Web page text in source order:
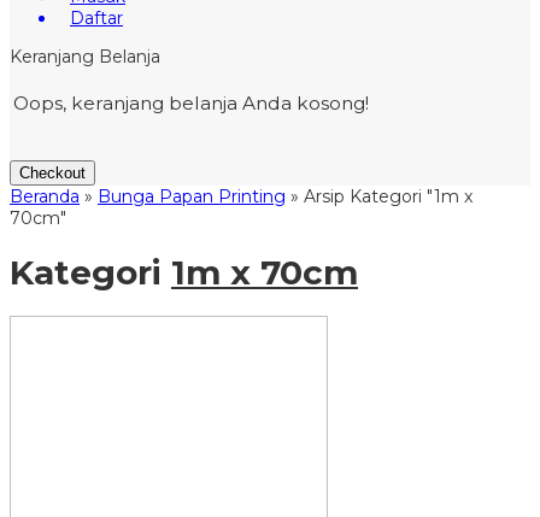
Daftar
Keranjang Belanja
Oops, keranjang belanja Anda kosong!
Checkout
Beranda » Bunga Papan Printing » Arsip Kategori "1m x
70cm"
Kategori 1m x 70cm